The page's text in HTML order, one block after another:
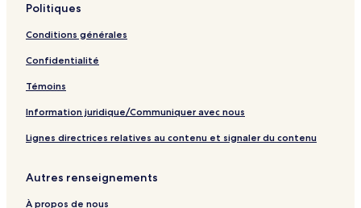
r
a
n
t
a
a
e
e
Politiques
Conditions générales
Confidentialité
Témoins
Information juridique/Communiquer avec nous
Lignes directrices relatives au contenu et signaler du contenu
Autres renseignements
À propos de nous